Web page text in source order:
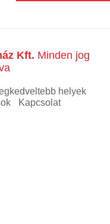
Kft. Minden jog
helyek
Kapcsolat